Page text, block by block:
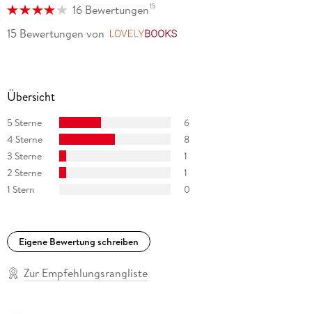
16 Bewertungen15
15 Bewertungen von
Übersicht
5 Sterne
6
4 Sterne
8
3 Sterne
1
2 Sterne
1
1 Stern
0
Eigene Bewertung schreiben
Zur Empfehlungsrangliste